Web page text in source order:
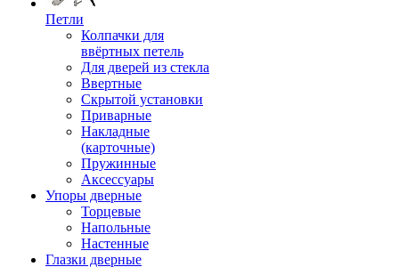
Петли
Колпачки для
ввёртных петель
Для дверей из стекла
Ввертные
Скрытой установки
Приварные
Накладные
(карточные)
Пружинные
Аксессуары
Упоры дверные
Торцевые
Напольные
Настенные
Глазки дверные